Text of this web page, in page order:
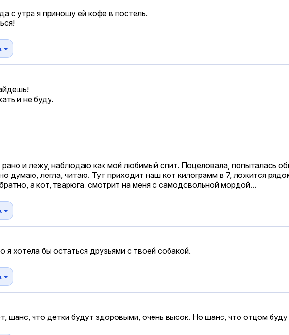
с утра я приношу ей кофе в постель.
и не буду.
рано и лежу, наблюдаю как мой любимый спит. Поцеловала, попыталась
думаю, легла, читаю. Тут приходит наш кот килограмм в 7, ложится
а кот, тварюга, смотрит на меня с самодовольной мордой…
я хотела бы остаться друзьями с твоей собакой.
шанс, что детки будут здоровыми, очень высок. Но шанс, что отцом